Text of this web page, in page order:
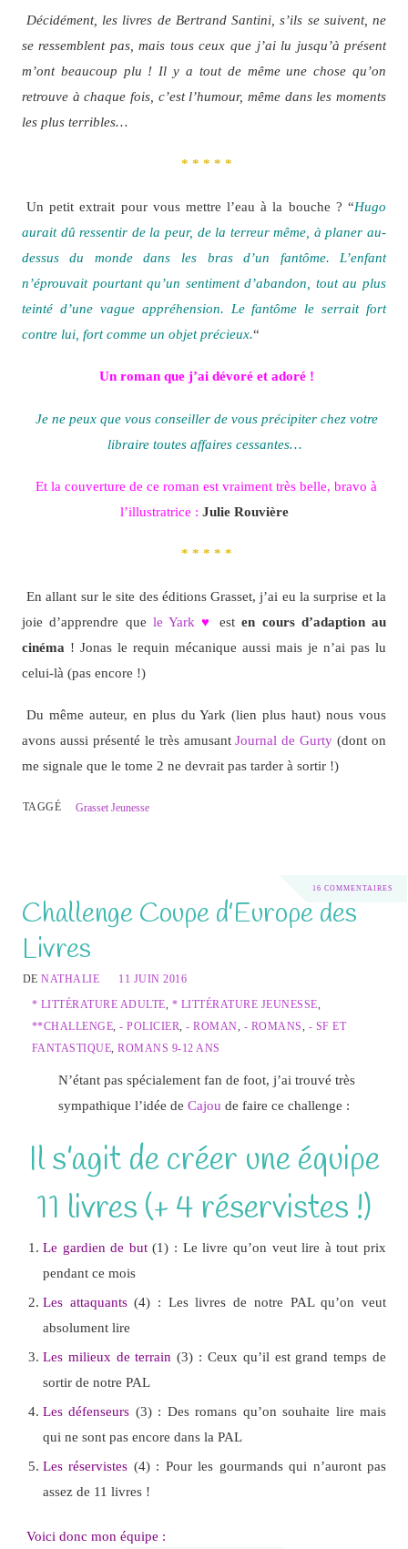
Décidément, les livres de Bertrand Santini, s’ils se suivent, ne
se ressemblent pas, mais tous ceux que j’ai lu jusqu’à présent
m’ont beaucoup plu ! Il y a tout de même une chose qu’on
retrouve à chaque fois, c’est l’humour, même dans les moments
les plus terribles…
* * * * *
Un petit extrait pour vous mettre l’eau à la bouche ? “Hugo
aurait dû ressentir de la peur, de la terreur même, à planer au-
dessus du monde dans les bras d’un fantôme. L’enfant
n’éprouvait pourtant qu’un sentiment d’abandon, tout au plus
teinté d’une vague appréhension. Le fantôme le serrait fort
contre lui, fort comme un objet précieux.“
Un roman que j’ai dévoré et adoré !
Je ne peux que vous conseiller de vous précipiter chez votre
libraire toutes affaires cessantes…
Et la couverture de ce roman est vraiment très belle, bravo à
l’illustratrice : Julie Rouvière
* * * * *
En allant sur le site des éditions Grasset, j’ai eu la surprise et la
joie d’apprendre que le Yark ♥ esten cours d’adaption au
cinéma ! Jonas le requin mécanique aussi mais je n’ai pas lu
celui-là (pas encore !)
Du même auteur, en plus du Yark (lien plus haut) nous vous
avons aussi présenté le très amusantJournal de Gurty (dont on
me signale que le tome 2 ne devrait pas tarder à sortir !)
TAGGÉ Grasset Jeunesse
16 COMMENTAIRES
Challenge Coupe d’Europe des
Livres
DENATHALIE
11 JUIN 2016
* LITTÉRATURE ADULTE, * LITTÉRATURE JEUNESSE,
**CHALLENGE,- POLICIER,- ROMAN, - ROMANS, - SF ET
FANTASTIQUE,ROMANS 9-12 ANS
N’étant pas spécialement fan de foot, j’ai trouvé très
sympathique l’idée de Cajou de faire ce challenge :
Il s’agit de créer une équipe
11 livres (+ 4 réservistes !)
Le gardien de but(1) : Le livre qu’on veut lire à tout prix
pendant ce mois
Les attaquants(4) : Les livres de notre PAL qu’on veut
absolument lire
Les milieux de terrain (3) : Ceux qu’il est grand temps de
sortir de notre PAL
Les défenseurs (3) : Des romans qu’on souhaite lire mais
qui ne sont pas encore dans la PAL
Les réservistes (4) : Pour les gourmands qui n’auront pas
assez de 11 livres !
Voici donc mon équipe :